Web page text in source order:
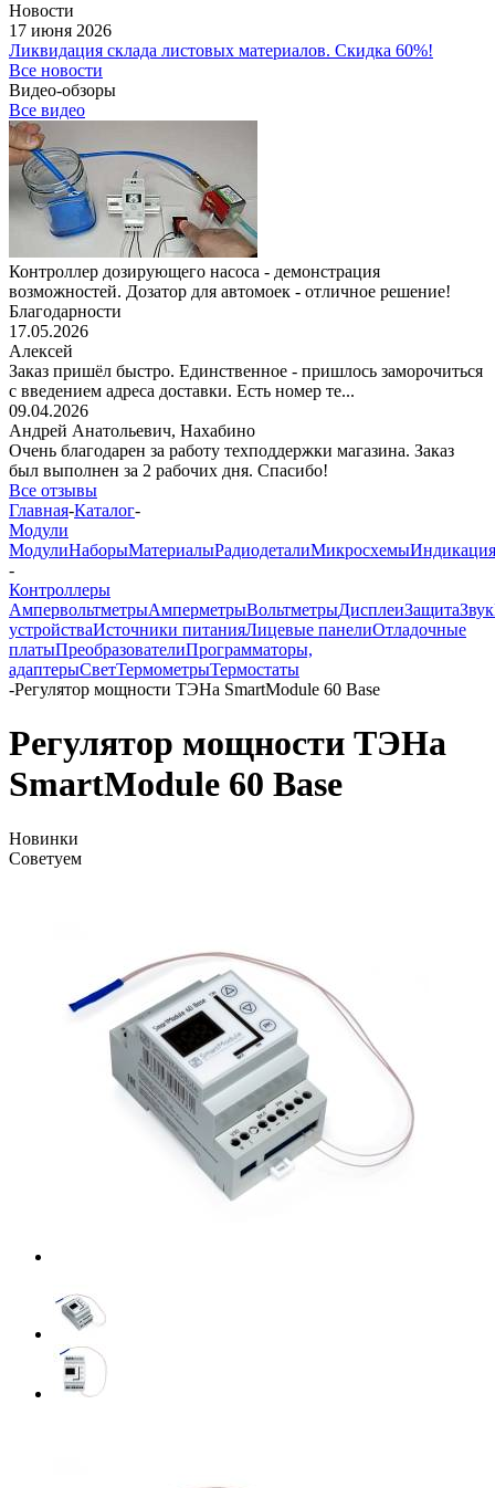
Новости
17 июня 2026
Ликвидация склада листовых материалов. Скидка 60%!
Все новости
Видео-обзоры
Все видео
Контроллер дозирующего насоса - демонстрация
возможностей. Дозатор для автомоек - отличное решение!
Благодарности
17.05.2026
Алексей
Заказ пришёл быстро. Единственное - пришлось заморочиться
с введением адреса доставки. Есть номер те...
09.04.2026
Андрей Анатольевич, Нахабино
Очень благодарен за работу техподдержки магазина. Заказ
был выполнен за 2 рабочих дня. Спасибо!
Все отзывы
Главная-Каталог-
Модули
МодулиНаборыМатериалыРадиодеталиМикросхемыИндикация
-
Контроллеры
АмпервольтметрыАмперметрыВольтметрыДисплеиЗащитаЗвук
устройстваИсточники питанияЛицевые панелиОтладочные
платыПреобразователиПрограмматоры,
адаптерыСветТермометрыТермостаты
-Регулятор мощности ТЭНа SmartModule 60 Base
Регулятор мощности ТЭНа
SmartModule 60 Base
Новинки
Советуем